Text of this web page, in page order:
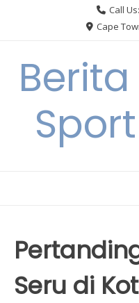
Call
Cape
Seru di